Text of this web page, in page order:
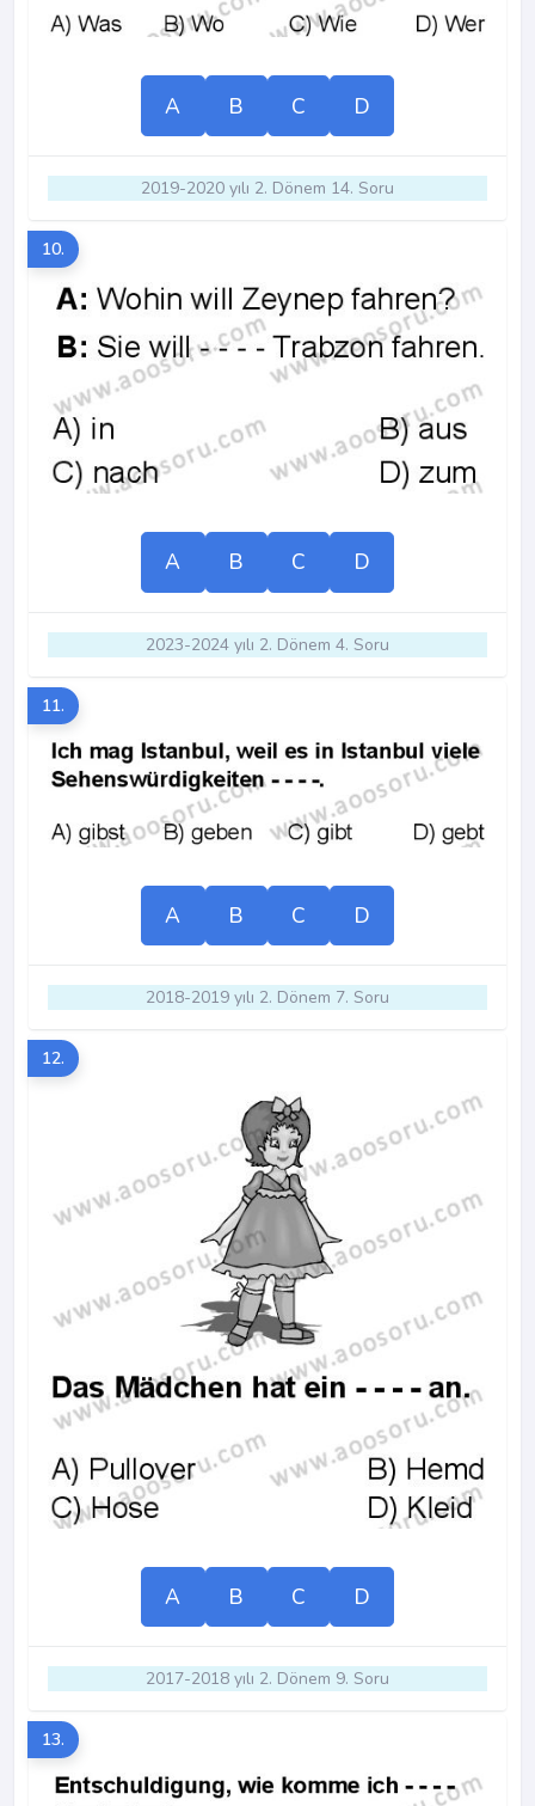
A B C D
2019-2020 yılı 2. Dönem 14. Soru
10.
A B C D
2023-2024 yılı 2. Dönem 4. Soru
11.
A B C D
2018-2019 yılı 2. Dönem 7. Soru
12.
A B C D
2017-2018 yılı 2. Dönem 9. Soru
13.